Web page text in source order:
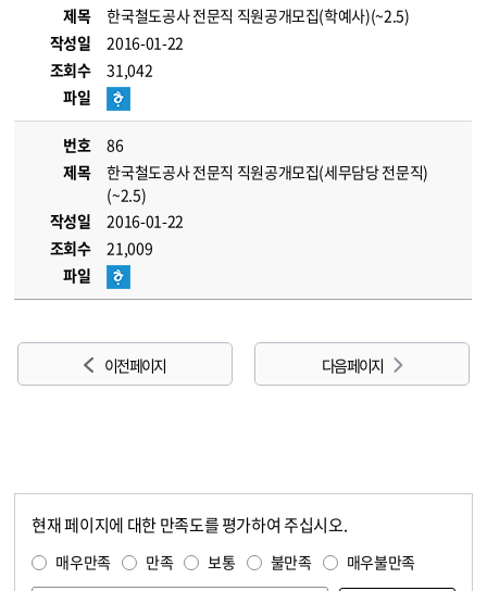
제목
한국철도공사 전문직 직원공개모집(학예사)(~2.5)
작성일
2016-01-22
조회수
31,042
파일
번호
86
제목
한국철도공사 전문직 직원공개모집(세무담당 전문직)
(~2.5)
작성일
2016-01-22
조회수
21,009
파일
이전 페이지 다음 페이지
현재 페이지에 대한 만족도를 평가하여 주십시오.
매우만족 만족 보통 불만족 매우불만족